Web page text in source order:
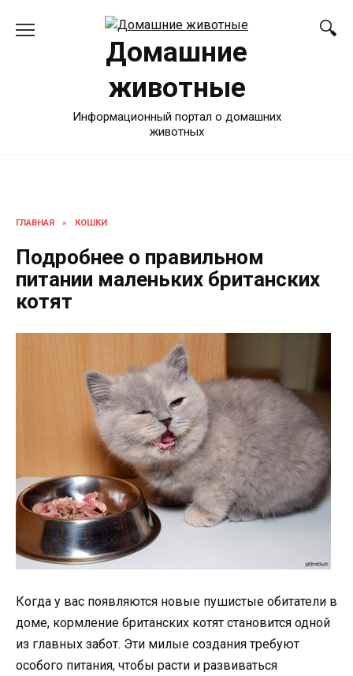
Домашние
животные
Информационный портал о домашних
животных
ГЛАВНАЯ » КОШКИ
Подробнее о правильном
питании маленьких британских
котят
Когда у вас появляются новые пушистые обитатели в
доме, кормление британских котят становится одной
из главных забот. Эти милые создания требуют
особого питания, чтобы расти и развиваться